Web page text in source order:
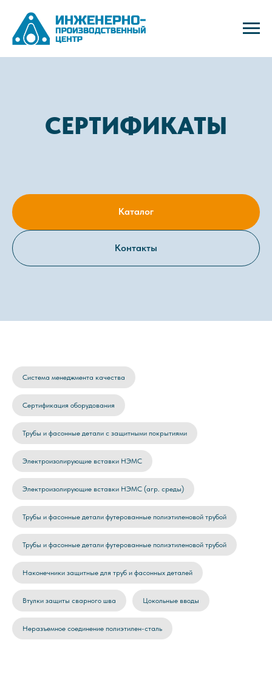
СЕРТИФИКАТЫ
Каталог
Контакты
Система менеджмента качества
Сертификация оборудования
Трубы и фасонные детали с защитными покрытиями
Электроизолирующие вставки НЭМС
Электроизолирующие вставки НЭМС (агр. среды)
Трубы и фасонные детали футерованные полиэтиленовой трубой
Трубы и фасонные детали футерованные полиэтиленовой трубой
Наконечники защитные для труб и фасонных деталей
Втулки защиты сварного шва Цокольные вводы
Неразъемное соединение полиэтилен-сталь